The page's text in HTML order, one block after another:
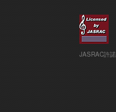
JASRAC許